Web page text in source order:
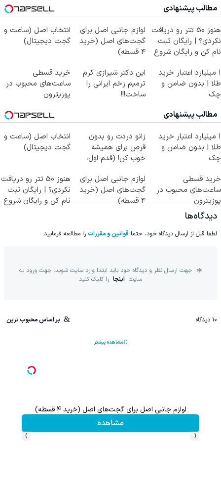
مطالب پیشنهادی
هنوز 50 تتر رو دریافت
نکردی؟ | رایگان ثبت
نام کن و رایگان شروع
لوازم جانبی اصل برای
گجت‌های اصل (خرید
۴ قسطه)
انتخاب اصل (ساعت و
گجت دیجیتال)
۱ میلیارد اعتبار خرید
طلا | بدون ضامن و
چک
این دکتر شیرازی کرم
ترمیم زخم ایرانی را
ساخت!!!
خرید قسطی
ساعت‌های محبوب در
پوزیترون
مطالب پیشنهادی
۱ میلیارد اعتبار خرید
طلا | بدون ضامن و
چک
زانو دردت رو بدون
قرص برای همیشه
خوب کن! (قدم اول،
انتخاب اصل (ساعت و
گجت دیجیتال)
خرید قسطی
ساعت‌های محبوب در
پوزیترون
لوازم جانبی اصل برای
گجت‌های اصل (خرید
۴ قسطه)
هنوز 50 تتر رو دریافت
نکردی؟ | رایگان ثبت
نام کن و رایگان شروع
دیدگاه‌ها
لطفا قبل از ارسال دیدگاه خود، حتما قوانین و مقررات را مطالعه فرمایید.
جهت ارسال نظر و دیدگاه خود باید ابتدا وارد سایت شوید. جهت ورود به
سایت اینجا را کلیک کنید
10 دیدگاه بر اساس محبوب ترین
مشاهده بیشتر
لوازم جانبی اصل برای گجت‌های اصل (خرید ۴ قسطه)
مشاهده
‹
›